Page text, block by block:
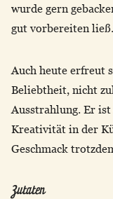
wurde gern
gut vorbereiten ließ.
Auch heute erfreut
Beliebtheit, nicht
Ausstrahlung. Er
Kreativität in der
Geschmack
Zutaten